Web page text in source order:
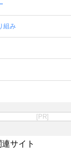
組み
[PR]
サイト